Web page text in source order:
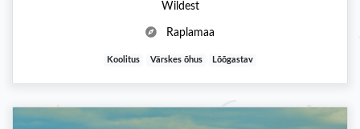
Wildest
Raplamaa
Koolitus Värskes õhus Lõõgastav